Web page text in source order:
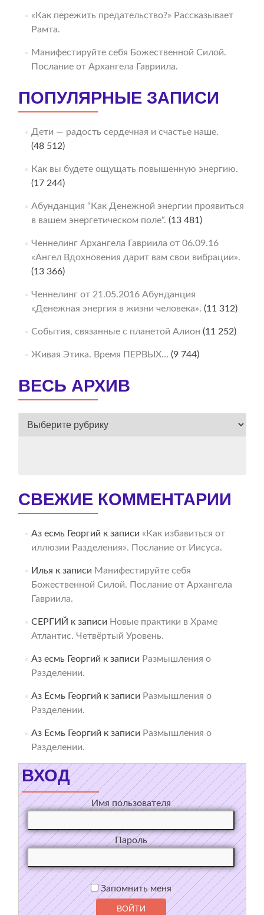
«Как пережить предательство?» Рассказывает
Рамта.
Манифестируйте себя Божественной Силой.
Послание от Архангела Гавриила.
ПОПУЛЯРНЫЕ ЗАПИСИ
Дети — радость сердечная и счастье наше.
(48 512)
Как вы будете ощущать повышенную энергию.
(17 244)
Абунданция “Как Денежной энергии проявиться
в вашем энергетическом поле“. (13 481)
Ченнелинг Архангела Гавриила от 06.09.16
«Ангел Вдохновения дарит вам свои вибрации».
(13 366)
Ченнелинг от 21.05.2016 Абунданция
«Денежная энергия в жизни человека». (11 312)
События, связанные с планетой Алион (11 252)
Живая Этика. Время ПЕРВЫХ… (9 744)
ВЕСЬ АРХИВ
ВЕСЬ
СВЕЖИЕ КОММЕНТАРИИ
Аз есмь Георгий к записи «Как избавиться от
иллюзии Разделения». Послание от Иисуса.
Илья к записи Манифестируйте себя
Божественной Силой. Послание от Архангела
Гавриила.
СЕРГИЙ к записи Новые практики в Храме
Атлантис. Четвёртый Уровень.
Аз есмь Георгий к записи Размышления о
Разделении.
Аз Есмь Георгий к записи Размышления о
Разделении.
Аз Есмь Георгий к записи Размышления о
Разделении.
ВХОД
Имя пользователя
Пароль
Запомнить меня